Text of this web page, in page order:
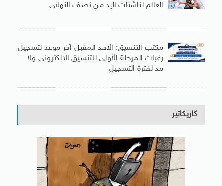
العالم لناشئات اليد من نصف النهائى
مكتب التنسيق: الأحد المقبل آخر موعد لتسجيل
رغبات المرحلة الأولى للتنسيق الإلكترونى ولا
مد لفترة التسجيل
كاريكاتير